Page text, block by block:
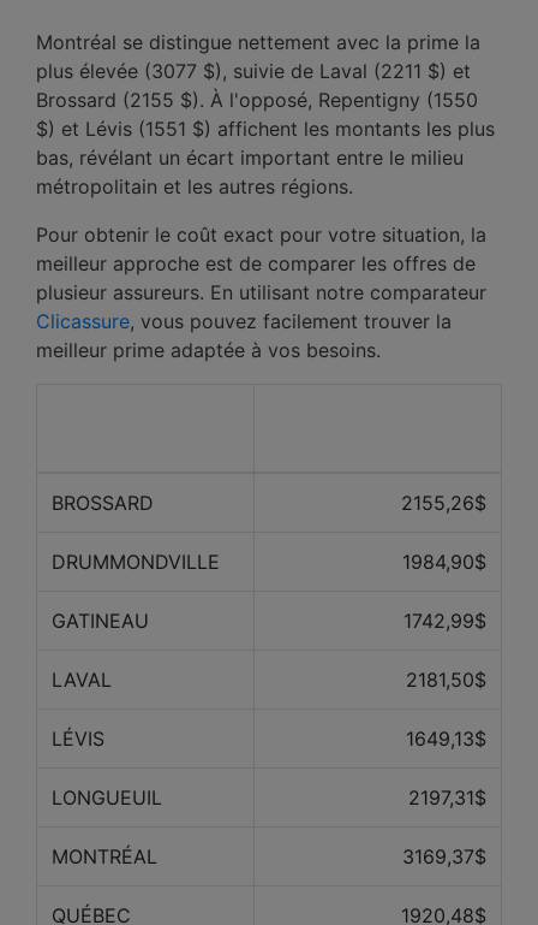
Montréal se distingue nettement avec la prime la
plus élevée (3077 $), suivie de Laval (2211 $) et
Brossard (2155 $). À l'opposé, Repentigny (1550
$) et Lévis (1551 $) affichent les montants les plus
bas, révélant un écart important entre le milieu
métropolitain et les autres régions.
Pour obtenir le coût exact pour votre situation, la
meilleur approche est de comparer les offres de
plusieur assureurs. En utilisant notre comparateur
Clicassure, vous pouvez facilement trouver la
meilleur prime adaptée à vos besoins.
BROSSARD 2155,26$
DRUMMONDVILLE 1984,90$
GATINEAU 1742,99$
LAVAL 2181,50$
LÉVIS 1649,13$
LONGUEUIL 2197,31$
MONTRÉAL 3169,37$
QUÉBEC 1920,48$